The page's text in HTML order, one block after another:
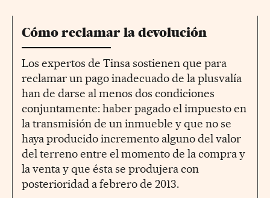
Cómo reclamar la devolución
Los expertos de Tinsa sostienen que para
reclamar un pago inadecuado de la plusvalía
han de darse al menos dos condiciones
conjuntamente: haber pagado el impuesto en
la transmisión de un inmueble y que no se
haya producido incremento alguno del valor
del terreno entre el momento de la compra y
la venta y que ésta se produjera con
posterioridad a febrero de 2013.